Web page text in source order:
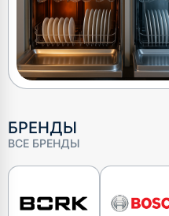
БРЕНДЫ
ВСЕ БРЕНДЫ